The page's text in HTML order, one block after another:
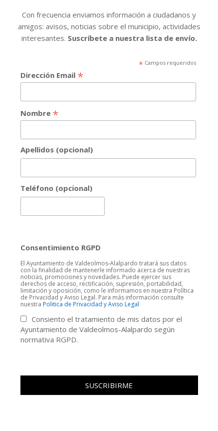
Con frecuencia enviamos información a ciudadanos y
amigos: avisos, noticias sobre el municipio, actividades
interesantes. Suscríbete a nuestra lista de envío.
*Campos requeridos
Dirección Email *
Nombre *
Apellidos (opcional)
Teléfono (opcional)
Consentimiento RGPD
El Ayuntamiento de Valdeolmos-Alalpardo tratará sus datos
con la finalidad de mantenerle informado acerca de nuestras
noticias, promociones y novedades. Puede ejercer sus
derechos de acceso, rectificación, supresión, portabilidad,
limitación y oposición, como le informamos en nuestra Política
de Privacidad y Aviso Legal. Para más información consulte
nuestra Politica de Privacidad y Aviso Legal
Consiento el tratamiento de mis datos por el
Ayuntamiento de Valdeolmos-Alalpardo según
normativa RGPD.